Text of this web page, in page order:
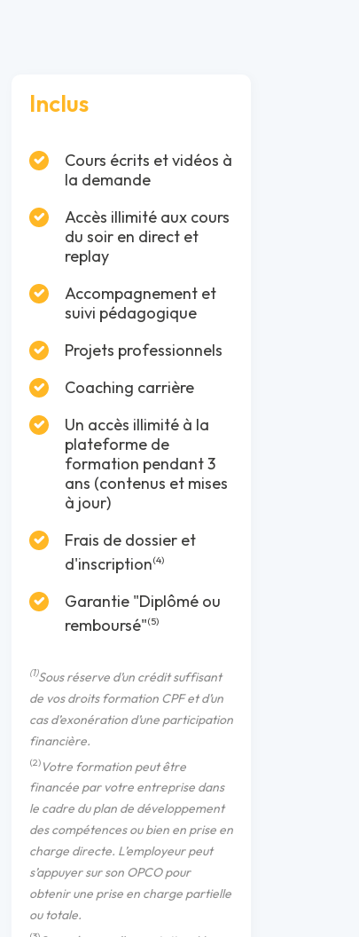
Inclus
Cours écrits et vidéos à
la demande
Accès illimité aux cours
du soir en direct et
replay
Accompagnement et
suivi pédagogique
Projets professionnels
Coaching carrière
Un accès illimité à la
plateforme de
formation pendant 3
ans (contenus et mises
à jour)
Frais de dossier et
d'inscription(4)
Garantie "Diplômé ou
remboursé"(5)
(1)Sous réserve d’un crédit suffisant
de vos droits formation CPF et d’un
cas d’exonération d’une participation
financière.
(2) Votre formation peut être
financée par votre entreprise dans
le cadre du plan de développement
des compétences ou bien en prise en
charge directe. L’employeur peut
s’appuyer sur son OPCO pour
obtenir une prise en charge partielle
ou totale.